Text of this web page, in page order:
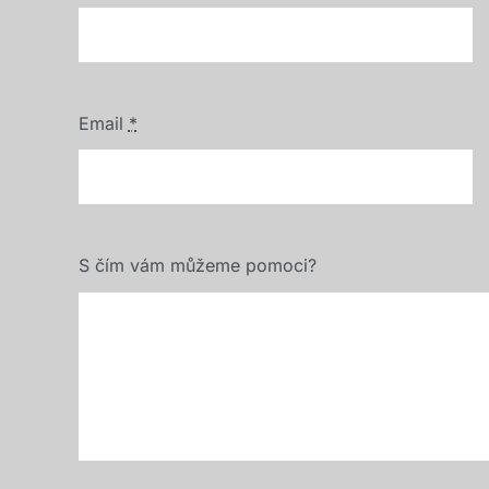
Email *
S čím vám můžeme pomoci?